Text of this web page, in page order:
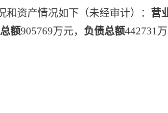
资产情况如下（未经审计）： 营
额905769万元， 负债总额442731